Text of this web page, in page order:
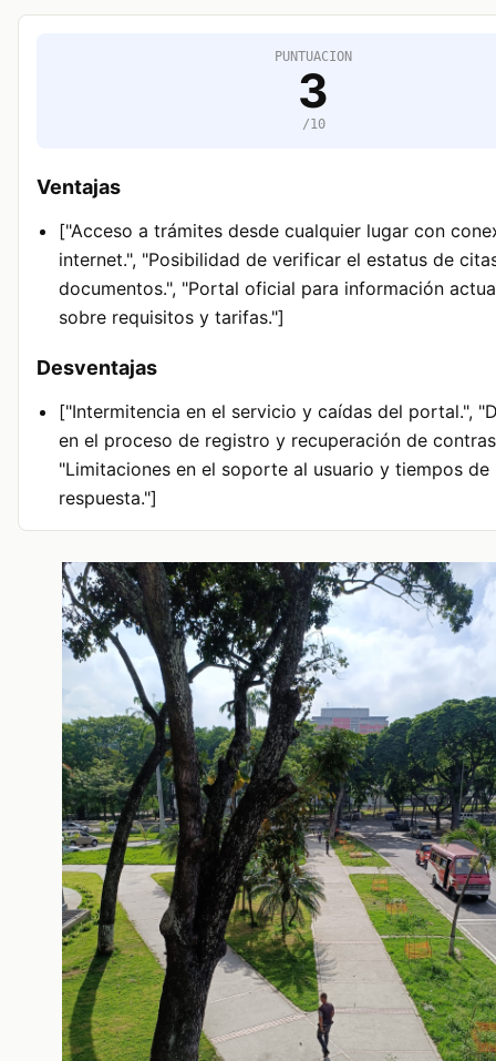
PUNTUACION
3
/10
Ventajas
["Acceso a trámites desde cualquier lugar con
internet.", "Posibilidad de verificar el estatus de
documentos.", "Portal oficial para información
sobre requisitos y tarifas."]
Desventajas
["Intermitencia en el servicio y caídas del portal.",
en el proceso de registro y recuperación de
"Limitaciones en el soporte al usuario y tiempos de
respuesta."]